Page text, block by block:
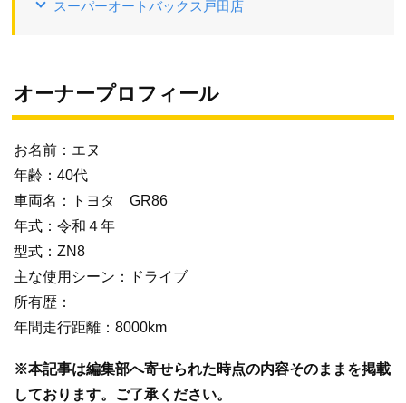
スーパーオートバックス戸田店
オーナープロフィール
お名前：エヌ
年齢：40代
車両名：トヨタ GR86
年式：令和４年
型式：ZN8
主な使用シーン：ドライブ
所有歴：
年間走行距離：8000km
※本記事は編集部へ寄せられた時点の内容そのままを掲載
しております。ご了承ください。